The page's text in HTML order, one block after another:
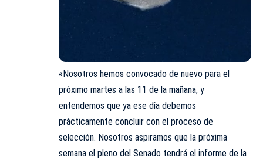
«Nosotros hemos convocado de nuevo para el
próximo martes a las 11 de la mañana, y
entendemos que ya ese día debemos
prácticamente concluir con el proceso de
selección. Nosotros aspiramos que la próxima
semana el pleno del Senado tendrá el informe de la